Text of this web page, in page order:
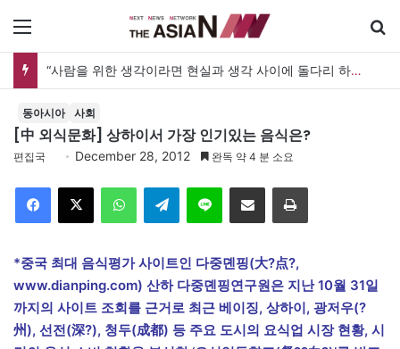
“사람을 위한 생각이라면 현실과 생각 사이에 돌다리 하나는 놓아야 하지 않을까”
동아시아 사회
[中 외식문화] 상하이서 가장 인기있는 음식은?
편집국 December 28, 2012 완독 약 4 분 소요
Telegram 이메일
*중국 최대 음식평가 사이트인 다중뎬핑(大?点?,
www.dianping.com) 산하 다중뎬핑연구원은 지난 10월 31일
까지의 사이트 조회를 근거로 최근 베이징, 상하이, 광저우(?
州), 선전(深?), 청두(成都) 등 주요 도시의 요식업 시장 현황, 시